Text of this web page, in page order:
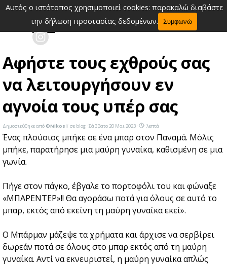
Αυτός ο ιστότοπος χρησιμοποιεί cookies: παρακαλώ διαβάστε
την δήλωση προστασίας δεδομένων.
Συμφωνώ
Μετάβαση στο περιεχόμενο
Παράλειψη μενού
Αφήστε τους εχθρούς σας
να λειτουργήσουν εν
αγνοία τους υπέρ σας
Δημοσιεύθηκε από©NikosT σε blog · Σάββατο 20 Μαι 2023 · λεπτά
Ένας πλούσιος μπήκε σε ένα μπαρ στον Παναμά. Μόλις
μπήκε, παρατήρησε μια μαύρη γυναίκα, καθισμένη σε μια
γωνία.
Πήγε στον πάγκο, έβγαλε το πορτοφόλι του και φώναξε
«ΜΠΑΡΕΝΤΕΡ»!! Θα αγοράσω ποτά για όλους σε αυτό το
μπαρ, εκτός από εκείνη τη μαύρη γυναίκα εκεί».
Ο Μπάρμαν μάζεψε τα χρήματα και άρχισε να σερβίρει
δωρεάν ποτά σε όλους στο μπαρ εκτός από τη μαύρη
γυναίκα. Αντί να εκνευριστεί, η μαύρη γυναίκα απλώς